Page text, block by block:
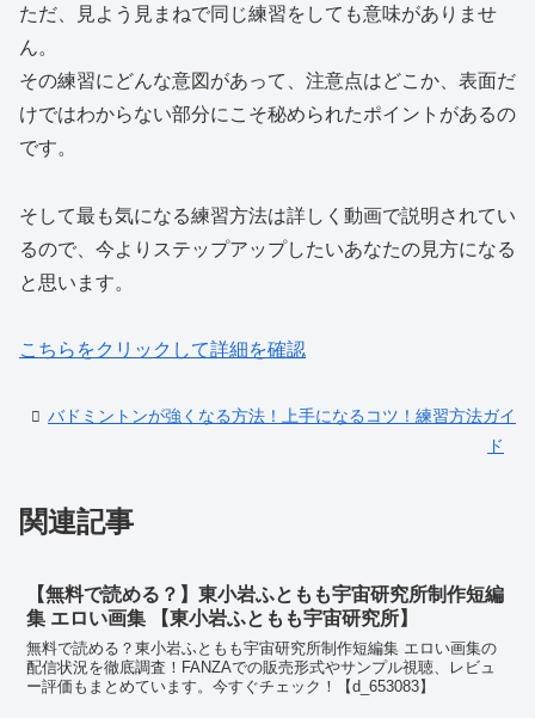
ただ、見よう見まねで同じ練習をしても意味がありませ
ん。
その練習にどんな意図があって、注意点はどこか、表面だ
けではわからない部分にこそ秘められたポイントがあるの
です。
そして最も気になる練習方法は詳しく動画で説明されてい
るので、今よりステップアップしたいあなたの見方になる
と思います。
こちらをクリックして詳細を確認
バドミントンが強くなる方法！上手になるコツ！練習方法ガイ
ド
関連記事
【無料で読める？】東小岩ふともも宇宙研究所制作短編
集 エロい画集 【東小岩ふともも宇宙研究所】
無料で読める？東小岩ふともも宇宙研究所制作短編集 エロい画集の
配信状況を徹底調査！FANZAでの販売形式やサンプル視聴、レビュ
ー評価もまとめています。今すぐチェック！【d_653083】